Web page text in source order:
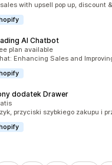
with upsell pop up, discount
AI Chatbot
428
plan available
Enhancing Sales and
dodatek Drawer
193
przyciski szybkiego zakupu i